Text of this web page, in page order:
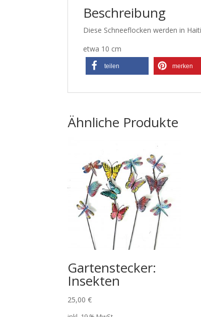
Beschreibung
Diese Schneeflocken werden in
etwa 10 cm
teilen merken
Ähnliche Produkte
Gartenstecker:
Insekten
25,00€